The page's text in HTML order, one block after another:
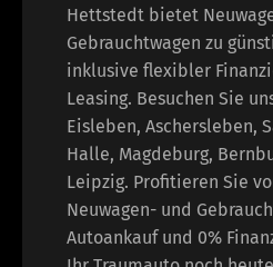
Hettstedt bietet
Gebrauchtwagen zu
inklusive flexibler
Leasing. Besuchen Sie
Eisleben, Aschersleben,
Halle, Magdeburg,
Leipzig. Profitieren Sie
Neuwagen- und
Autoankauf und 0%